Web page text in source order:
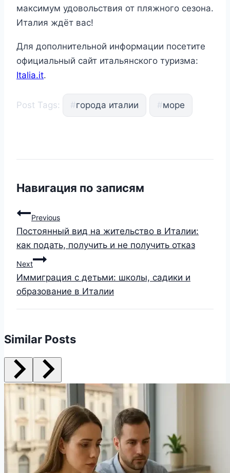
максимум удовольствия от пляжного сезона.
Италия ждёт вас!
Для дополнительной информации посетите
официальный сайт итальянского туризма:
Italia.it.
Post Tags: #города италии #море
Навигация по записям
Previous
Постоянный вид на жительство в Италии:
как подать, получить и не получить отказ
Next
Иммиграция с детьми: школы, садики и
образование в Италии
Similar Posts